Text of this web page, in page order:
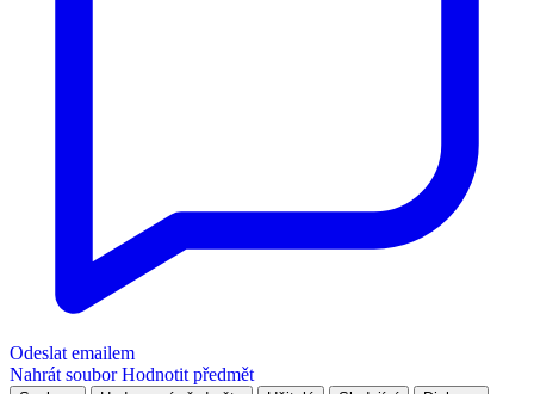
Odeslat emailem
Nahrát soubor Hodnotit předmět